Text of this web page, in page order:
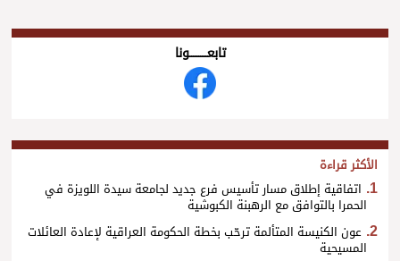
تابعــــــــــونا
الأكثر قراءة
اتفاقية إطلاق مسار تأسيس فرع جديد لجامعة سيدة اللويزة في
الحمرا بالتوافق مع الرهبنة الكبوشية
عون الكنيسة المتألمة ترحّب بخطة الحكومة العراقية لإعادة العائلات
المسيحية